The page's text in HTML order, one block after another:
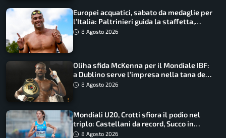
Europei acquatici, sabato da medaglie per
l’Italia: Paltrinieri guida la staffetta,
Barnabà sogna l’oro dalle grandi altezze
8 Agosto 2026
Oliha sfida McKenna per il Mondiale IBF:
a Dublino serve l’impresa nella tana del
lupo8 Agosto 2026
Mondiali U20, Crotti sfiora il podio nel
triplo: Castellani da record, Succo in
finale
8 Agosto 2026